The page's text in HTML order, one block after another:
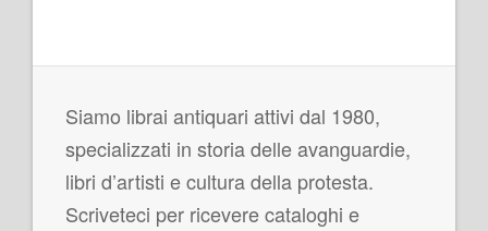
Siamo librai antiquari attivi dal 1980,
specializzati in storia delle avanguardie,
libri d’artisti e cultura della protesta.
Scriveteci per ricevere cataloghi e